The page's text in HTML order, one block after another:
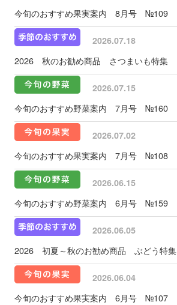
今旬のおすすめ果実案内 8月号 №109
2026.07.18
2026 秋のお勧め商品 さつまいも特集
2026.07.15
今旬のおすすめ野菜案内 7月号 №160
2026.07.02
今旬のおすすめ果実案内 7月号 №108
2026.06.15
今旬のおすすめ野菜案内 6月号 №159
2026.06.05
2026 初夏～秋のお勧め商品 ぶどう特集
2026.06.04
今旬のおすすめ果実案内 6月号 №107